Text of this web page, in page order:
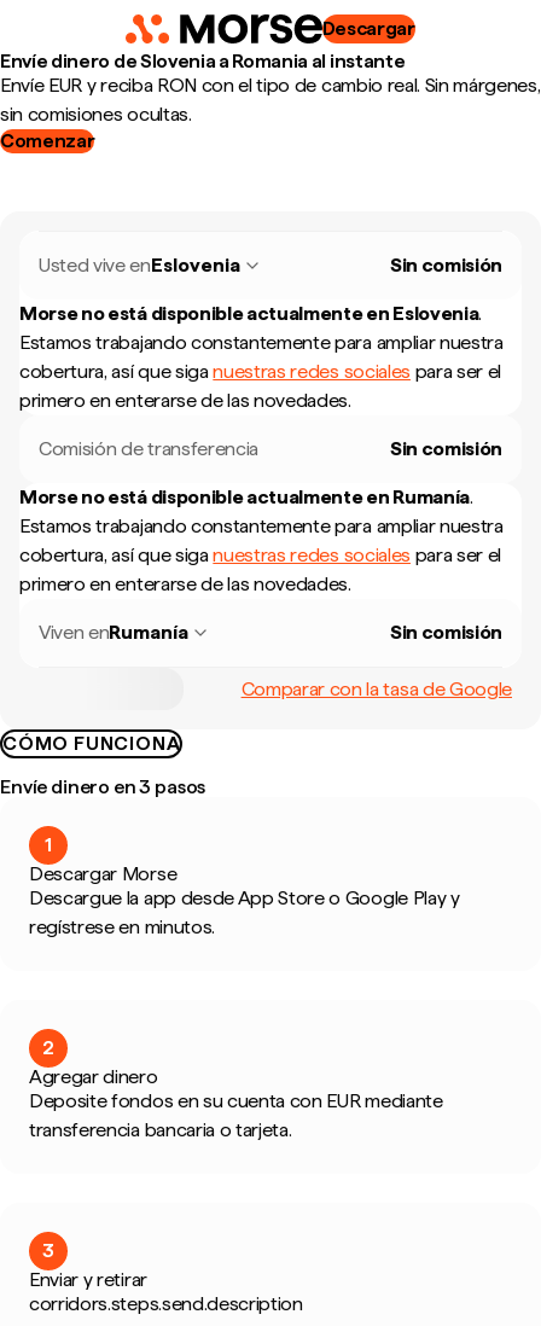
Descargar
Envíe dinero de Slovenia a Romania al instante
Envíe EUR y reciba RON con el tipo de cambio real. Sin márgenes,
sin comisiones ocultas.
Comenzar
Usted vive enEslovenia Sin comisión
Morse no está disponible actualmente en Eslovenia.
Estamos trabajando constantemente para ampliar nuestra
cobertura, así que siganuestras redes sociales para ser el
primero en enterarse de las novedades.
Comisión de transferencia Sin comisión
Morse no está disponible actualmente en Rumanía.
Estamos trabajando constantemente para ampliar nuestra
cobertura, así que siganuestras redes sociales para ser el
primero en enterarse de las novedades.
Viven enRumanía Sin comisión
Comparar con la tasa de Google
CÓMO FUNCIONA
Envíe dinero en 3 pasos
1
Descargar Morse
Descargue la app desde App Store o Google Play y
regístrese en minutos.
2
Agregar dinero
Deposite fondos en su cuenta con EUR mediante
transferencia bancaria o tarjeta.
3
Enviar y retirar
corridors.steps.send.description